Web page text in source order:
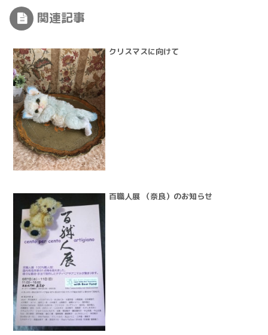
関連記事
クリスマスに向けて
百職人展 （奈良）のお知らせ